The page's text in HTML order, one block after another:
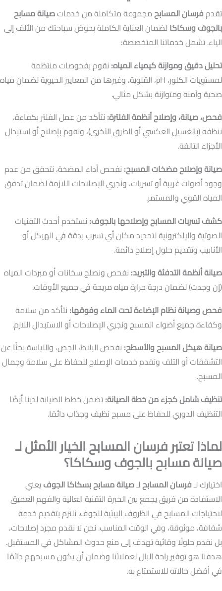
تقدمفرسان المسابحمجموعة متكاملة من خدماتصيانة مسابح
بالجوف وسكاكالضمان العناية الكاملة بحوض سباحتك من الألف إلى
الياء. تشمل خدماتنا المتخصصة:
تحليل دقيق وموازنة كيمياء المياه: نقوم بفحوصات منتظمة
لمستويات الكلور، pH، القلوية، وغيرها من المعايير الحيوية لضمان مياه
صحية وآمنة ومتوازنة بشكل مثالي.
فحص، صيانة، وإصلاح أنظمة الفلترة: نتأكد من عمل الفلتر بكفاءة،
ننظفه (بالغسيل العكسي أو الطرق الأخرى)، ونقوم بإصلاح أو استبدال
الأجزاء التالفة.
صيانة وإصلاح مضخات المسبح: نفحص أداء المضخة، نتحقق من عدم
وجود أصوات غريبة أو تسربات، ونجري الإصلاحات اللازمة لضمان تدفق
المياه القوي والمستمر.
كشف تسربات المسابح وإصلاحها بالجوف: نستخدم أحدث التقنيات
الصوتية والإلكترونية لتحديد مكان أي تسرب بدقة في الهيكل أو
الأنابيب وتقديم حلول إصلاح دائمة.
صيانة أنظمة التدفئة والتبريد: نفحص ونصلح سخانات أو مبردات المياه
(إن وجدت) لضمان درجة حرارة مياه مريحة في جميع الأوقات.
فحص وصيانة نظام الإضاءة تحت الماء وفوقها: نتأكد من سلامة
وكفاءة جميع أضواء المسبح ونجري الإصلاحات أو الاستبدال اللازم.
صيانة هيكل المسبح والأسطح: نفحص البلاط، الجص، واللياسة بحثًا عن
التشققات أو التلف ونقدم خدمات الإصلاح للحفاظ على سلامة وجمال
المسبح.
تنظيف شامل كجزء من خطة الصيانة:تضمن خطط الصيانة لدينا أيضًا
التنظيف الدوري للحفاظ على مسبح نظيف وجذاب دائمًا.
لماذا تعتبر فرسان المسابح الخيار الأمثل لـ
صيانة مسابح بالجوف وسكاكا؟
اختيارك لـفرسان المسابحلـصيانة مسابح بسكاكا الجوفيعني
الاستفادة من فريق يجمع بين الخبرة التقنية العالية والفهم العميق
لاحتياجات المسابح في الظروف البيئية للجوف. نلتزم بتقديم خدمة
شفافة، موثوقة، وفي الوقت المناسب. نحن لا نقدم مجرد إصلاحات،
بل نقدم حلولًا وقائية تهدف إلى منع حدوث المشاكل في المستقبل.
هدفنا هو توفير راحة البال لعملائنا وضمان أن يكون مسبحهم دائمًا
في أفضل حالاته للاستمتاع به.